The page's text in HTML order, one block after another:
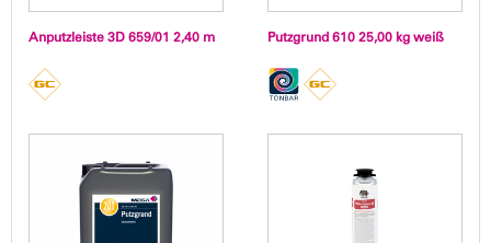
Anputzleiste 3D 659/01 2,40 m Putzgrund 610 25,00 kg weiß